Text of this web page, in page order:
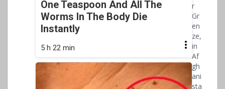
One Teaspoon And All The
Worms In The Body Die
Instantly
5 h 22 min
r
Gr
en
ze,
in
Af
gh
ani
sta